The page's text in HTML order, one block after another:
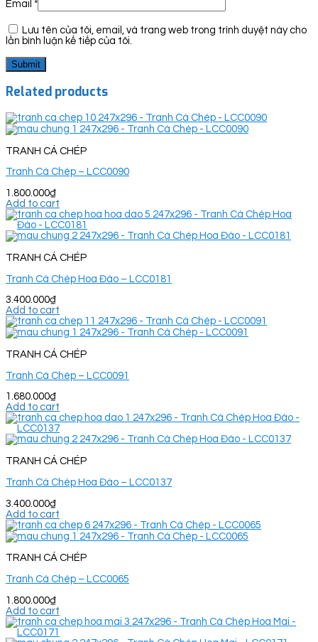
Email *
Lưu tên của tôi, email, và trang web trong trình duyệt này cho
lần bình luận kế tiếp của tôi.
Related products
TRANH CÁ CHÉP
Tranh Cá Chép – LCC0090
1.800.000₫
Add to cart
TRANH CÁ CHÉP
Tranh Cá Chép Hoa Đào – LCC0181
3.400.000₫
Add to cart
TRANH CÁ CHÉP
Tranh Cá Chép – LCC0091
1.680.000₫
Add to cart
TRANH CÁ CHÉP
Tranh Cá Chép Hoa Đào – LCC0137
3.400.000₫
Add to cart
TRANH CÁ CHÉP
Tranh Cá Chép – LCC0065
1.800.000₫
Add to cart